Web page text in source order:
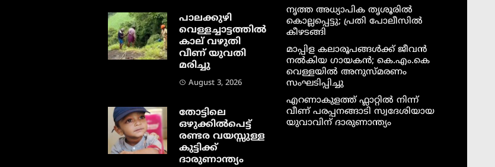
പാലക്കുഴി
വെള്ളച്ചാട്ടത്തില്‍
കാല് വഴുതി
വീണ് യുവതി
മരിച്ചു
August 3, 2026
തോട്ടിലെ
ഒഴുക്കിൽപെട്ട്
രണ്ടര വയസ്സുള്ള
കുട്ടിക്ക്
ദാരുണാന്ത്യം
നൃത്ത അധ്യാപിക തൃശൂരിൽ
കൊല്ലപ്പെട്ടു; പ്രതി പോലീസിൽ
കീഴടങ്ങി
മാപ്പിള കലാരൂപങ്ങൾക്ക് ജീവൻ
നൽകിയ ഗായകൻ; കെ.എം.കെ
വെള്ളയിൽ അനുസ്മരണം
സംഘടിപ്പിച്ചു
എറണാകുളത്ത് ഫ്ലാറ്റിൽ നിന്ന്
വീണ് പരപ്പനങ്ങാടി സ്വദേശിയായ
യുവാവിന് ദാരുണാന്ത്യം